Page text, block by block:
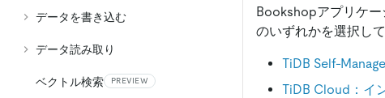
データを書き込む
データ読み取り
ベクトル検索 PREVIEW
Bookshopアプリケ
のいずれかを選択して
TiDB Self-
TiDB Cloud：イ